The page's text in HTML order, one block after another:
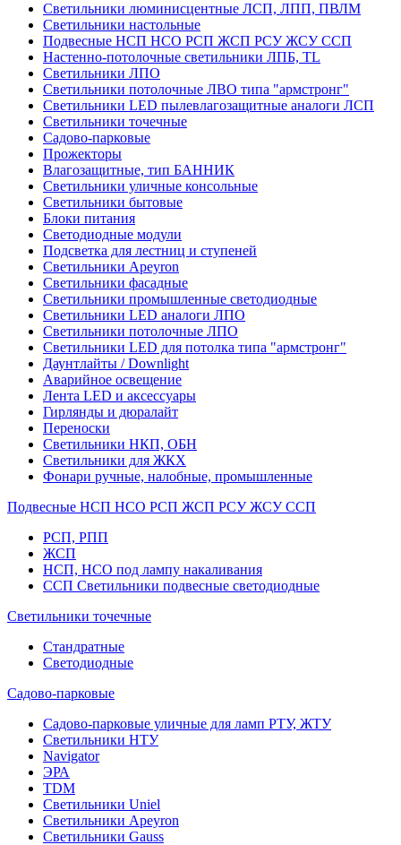
Светильники люминисцентные ЛСП, ЛПП, ПВЛМ
Светильники настольные
Подвесные НСП НСО РСП ЖСП РСУ ЖСУ ССП
Настенно-потолочные светильники ЛПБ, TL
Светильники ЛПО
Светильники потолочные ЛВО типа "армстронг"
Светильники LED пылевлагозащитные аналоги ЛСП
Светильники точечные
Садово-парковые
Прожекторы
Влагозащитные, тип БАННИК
Светильники уличные консольные
Светильники бытовые
Блоки питания
Светодиодные модули
Подсветка для лестниц и ступеней
Светильники Apeyron
Светильники фасадные
Светильники промышленные светодиодные
Светильники LED аналоги ЛПО
Светильники потолочные ЛПО
Светильники LED для потолка типа "армстронг"
Даунтлайты / Downlight
Аварийное освещение
Лента LED и аксессуары
Гирлянды и дюралайт
Переноски
Светильники НКП, ОБН
Светильники для ЖКХ
Фонари ручные, налобные, промышленные
Подвесные НСП НСО РСП ЖСП РСУ ЖСУ ССП
РСП, РПП
ЖСП
НСП, НСО под лампу накаливания
ССП Светильники подвесные светодиодные
Светильники точечные
Стандратные
Светодиодные
Садово-парковые
Садово-парковые уличные для ламп РТУ, ЖТУ
Светильники НТУ
Navigator
ЭРА
TDM
Светильники Uniel
Светильники Apeyron
Светильники Gauss